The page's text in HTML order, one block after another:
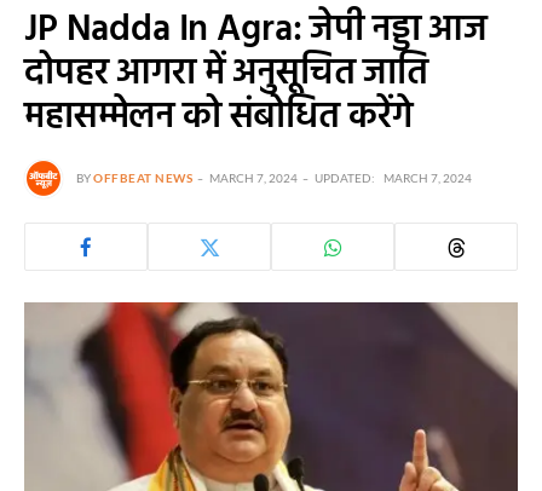
JP Nadda In Agra: जेपी नड्डा आज
दोपहर आगरा में अनुसूचित जाति
महासम्मेलन को संबोधित करेंगे
BYOFFBEAT NEWS MARCH 7, 2024 UPDATED: MARCH 7, 2024